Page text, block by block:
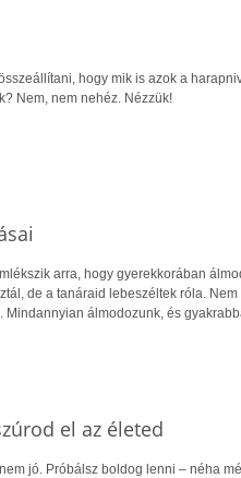
hogy mik is azok a
Nem, nem nehéz. Nézzük!
arra, hogy gyerekkorában
de a tanáraid lebeszéltek róla.
Mindannyian álmodozunk, és
el az életed
jó. Próbálsz boldog lenni – néha